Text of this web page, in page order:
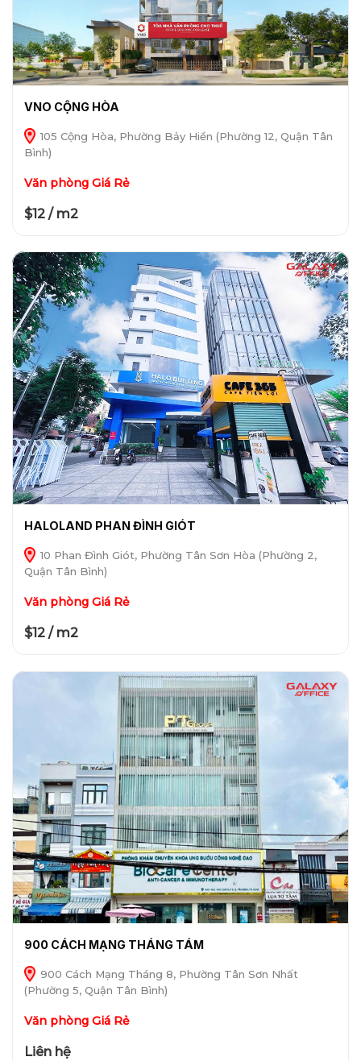
VNO CỘNG HÒA
105 Cộng Hòa, Phường Bảy Hiền (Phường 12, Quận Tân
Bình)
Văn phòng Giá Rẻ
$12 / m2
HALOLAND PHAN ĐÌNH GIÓT
10 Phan Đình Giót, Phường Tân Sơn Hòa (Phường 2,
Quận Tân Bình)
Văn phòng Giá Rẻ
$12 / m2
900 CÁCH MẠNG THÁNG TÁM
900 Cách Mạng Tháng 8, Phường Tân Sơn Nhất
(Phường 5, Quận Tân Bình)
Văn phòng Giá Rẻ
Liên hệ